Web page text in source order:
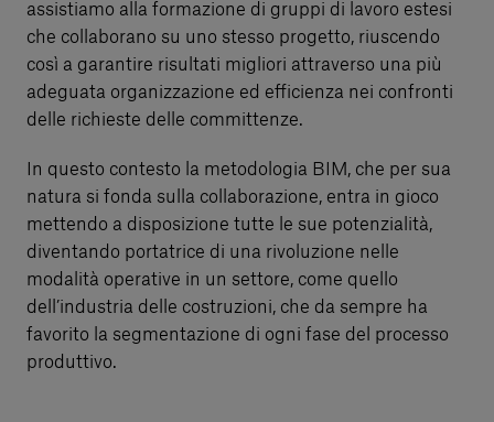
assistiamo alla formazione di gruppi di lavoro estesi
che collaborano su uno stesso progetto, riuscendo
così a garantire risultati migliori attraverso una più
adeguata organizzazione ed efficienza nei confronti
delle richieste delle committenze.
In questo contesto la metodologia BIM, che per sua
natura si fonda sulla collaborazione, entra in gioco
mettendo a disposizione tutte le sue potenzialità,
diventando portatrice di una rivoluzione nelle
modalità operative in un settore, come quello
dell’industria delle costruzioni, che da sempre ha
favorito la segmentazione di ogni fase del processo
produttivo.